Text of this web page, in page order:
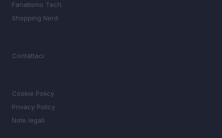
Fanatismo Tech
Shopping Nerd
Contattaci
Cookie Policy
Privacy Policy
Note legali